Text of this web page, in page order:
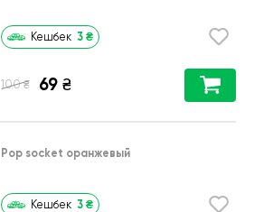
Кешбек 3 ₴
100 ₴ 69 ₴
Pop socket оранжевый
Кешбек 3 ₴